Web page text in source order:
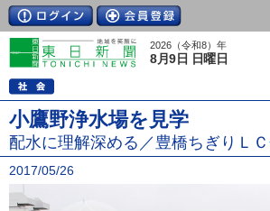
2026（令和8）年
8月9日 日曜日
小鷹野浄水場を見学
配水に理解深める／豊橋ちぎりＬ
2017/05/26